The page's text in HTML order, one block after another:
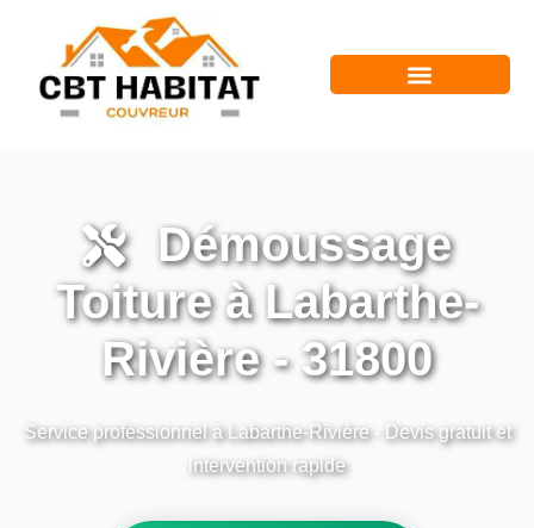
Démoussage
Toiture à Labarthe-
Rivière - 31800
Service professionnel à Labarthe-Rivière - Devis gratuit et
intervention rapide